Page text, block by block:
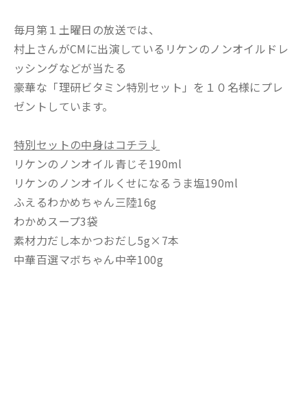
毎月第１土曜日の放送では、
村上さんがCMに出演しているリケンのノンオイルドレ
ッシングなどが当たる
豪華な「理研ビタミン特別セット」を１０名様にプレ
ゼントしています。
特別セットの中身はコチラ↓
リケンのノンオイル青じそ190ml
リケンのノンオイルくせになるうま塩190ml
ふえるわかめちゃん三陸16g
わかめスープ3袋
素材力だし本かつおだし5g×7本
中華百選マボちゃん中辛100g